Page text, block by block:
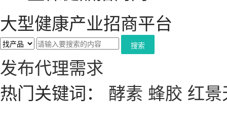
大型健康产业招商平台
搜索
发布代理需求
热门关键词： 酵素 蜂胶 红景